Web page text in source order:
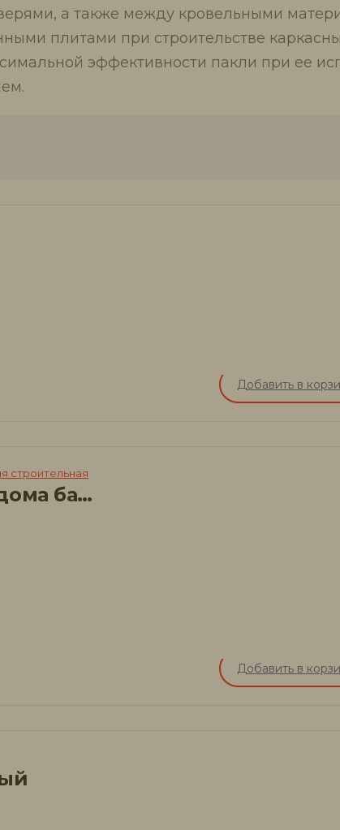
а также между кровельными
плитами при строительстве
эффективности пакли при ее
Добавить в
строительная
Джутовая пакля для швов дома бани
Добавить в